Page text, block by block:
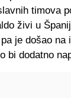
timova
živi u
je došao na
bi dodatno